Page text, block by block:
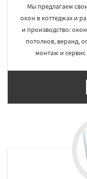
Мы предлагаем
окон в коттеджах и
и производство:
потолков, веранд,
монтаж и